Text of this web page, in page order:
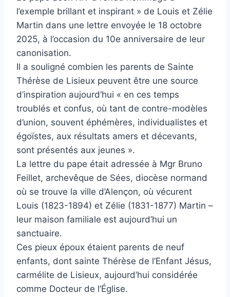
l’exemple brillant et inspirant » de Louis et Zélie
Martin dans une lettre envoyée le 18 octobre
2025, à l’occasion du 10e anniversaire de leur
canonisation.
Il a souligné combien les parents de Sainte
Thérèse de Lisieux peuvent être une source
d’inspiration aujourd’hui « en ces temps
troublés et confus, où tant de contre-modèles
d’union, souvent éphémères, individualistes et
égoïstes, aux résultats amers et décevants,
sont présentés aux jeunes ».
La lettre du pape était adressée à Mgr Bruno
Feillet, archevêque de Sées, diocèse normand
où se trouve la ville d’Alençon, où vécurent
Louis (1823-1894) et Zélie (1831-1877) Martin –
leur maison familiale est aujourd’hui un
sanctuaire.
Ces pieux époux étaient parents de neuf
enfants, dont sainte Thérèse de l’Enfant Jésus,
carmélite de Lisieux, aujourd’hui considérée
comme Docteur de l’Église.